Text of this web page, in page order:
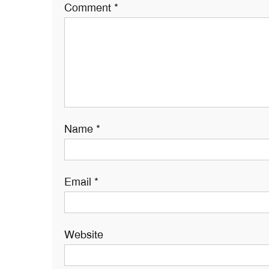
Comment *
Name *
Email *
Website